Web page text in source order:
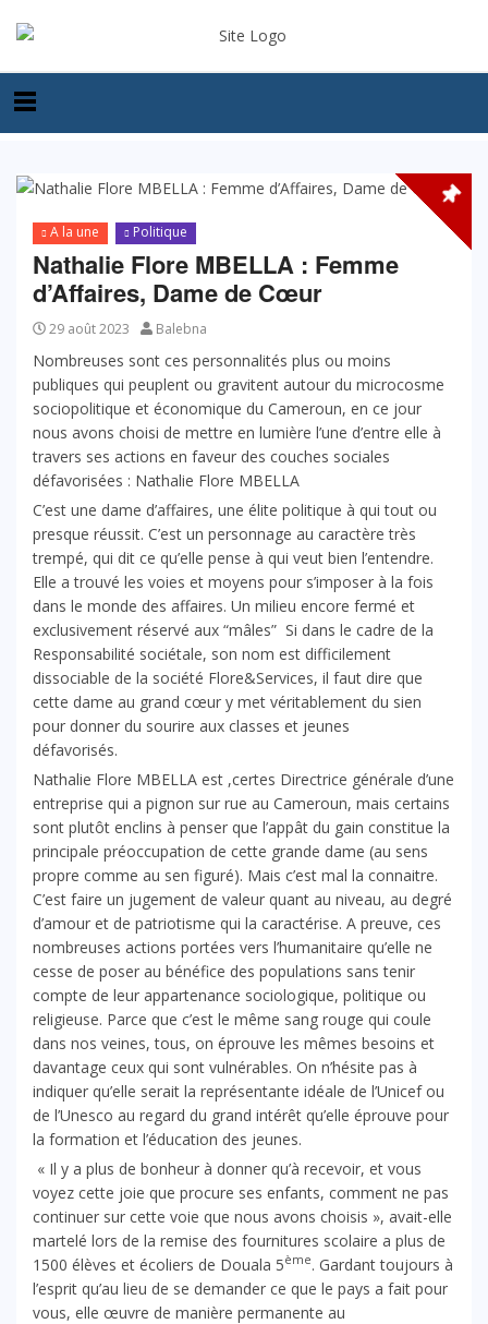
A la une Politique
Nathalie Flore MBELLA : Femme
d’Affaires, Dame de Cœur
29 août 2023 Balebna
Nombreuses sont ces personnalités plus ou moins
publiques qui peuplent ou gravitent autour du microcosme
sociopolitique et économique du Cameroun, en ce jour
nous avons choisi de mettre en lumière l’une d’entre elle à
travers ses actions en faveur des couches sociales
défavorisées : Nathalie Flore MBELLA
C’est une dame d’affaires, une élite politique à qui tout ou
presque réussit. C’est un personnage au caractère très
trempé, qui dit ce qu’elle pense à qui veut bien l’entendre.
Elle a trouvé les voies et moyens pour s’imposer à la fois
dans le monde des affaires. Un milieu encore fermé et
exclusivement réservé aux “mâles” Si dans le cadre de la
Responsabilité sociétale, son nom est difficilement
dissociable de la société Flore&Services, il faut dire que
cette dame au grand cœur y met véritablement du sien
pour donner du sourire aux classes et jeunes
défavorisés.
Nathalie Flore MBELLA est ,certes Directrice générale d’une
entreprise qui a pignon sur rue au Cameroun, mais certains
sont plutôt enclins à penser que l’appât du gain constitue la
principale préoccupation de cette grande dame (au sens
propre comme au sen figuré). Mais c’est mal la connaitre.
C’est faire un jugement de valeur quant au niveau, au degré
d’amour et de patriotisme qui la caractérise. A preuve, ces
nombreuses actions portées vers l’humanitaire qu’elle ne
cesse de poser au bénéfice des populations sans tenir
compte de leur appartenance sociologique, politique ou
religieuse. Parce que c’est le même sang rouge qui coule
dans nos veines, tous, on éprouve les mêmes besoins et
davantage ceux qui sont vulnérables. On n’hésite pas à
indiquer qu’elle serait la représentante idéale de l’Unicef ou
de l’Unesco au regard du grand intérêt qu’elle éprouve pour
la formation et l’éducation des jeunes.
« Il y a plus de bonheur à donner qu’à recevoir, et vous
voyez cette joie que procure ses enfants, comment ne pas
continuer sur cette voie que nous avons choisis », avait-elle
martelé lors de la remise des fournitures scolaire a plus de
1500 élèves et écoliers de Douala 5ème. Gardant toujours à
l’esprit qu’au lieu de se demander ce que le pays a fait pour
vous, elle œuvre de manière permanente au